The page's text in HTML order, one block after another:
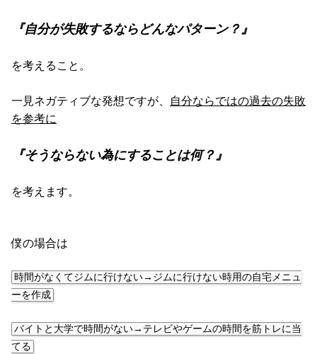
『自分が失敗するならどんなパターン？』
を考えること。
一見ネガティブな発想ですが、
自分ならではの過去の失敗
を参考に
『そうならない為にすることは何？』
を考えます。
僕の場合は
時間がなくてジムに行けない→ジムに行けない時用の自宅メニュ
ーを作成
バイトと大学で時間がない→テレビやゲームの時間を筋トレに当
てる